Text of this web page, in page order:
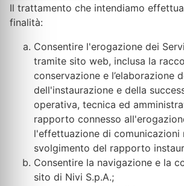
Il trattamento che intendiamo
finalità:
Consentire l'erogazione dei
tramite sito web, inclusa la
conservazione e l’elaborazione
dell'instaurazione e della
operativa, tecnica ed
rapporto connesso
l'effettuazione di comunicazioni
svolgimento del rapporto
Consentire la navigazione e la
sito di Nivi S.p.A.;